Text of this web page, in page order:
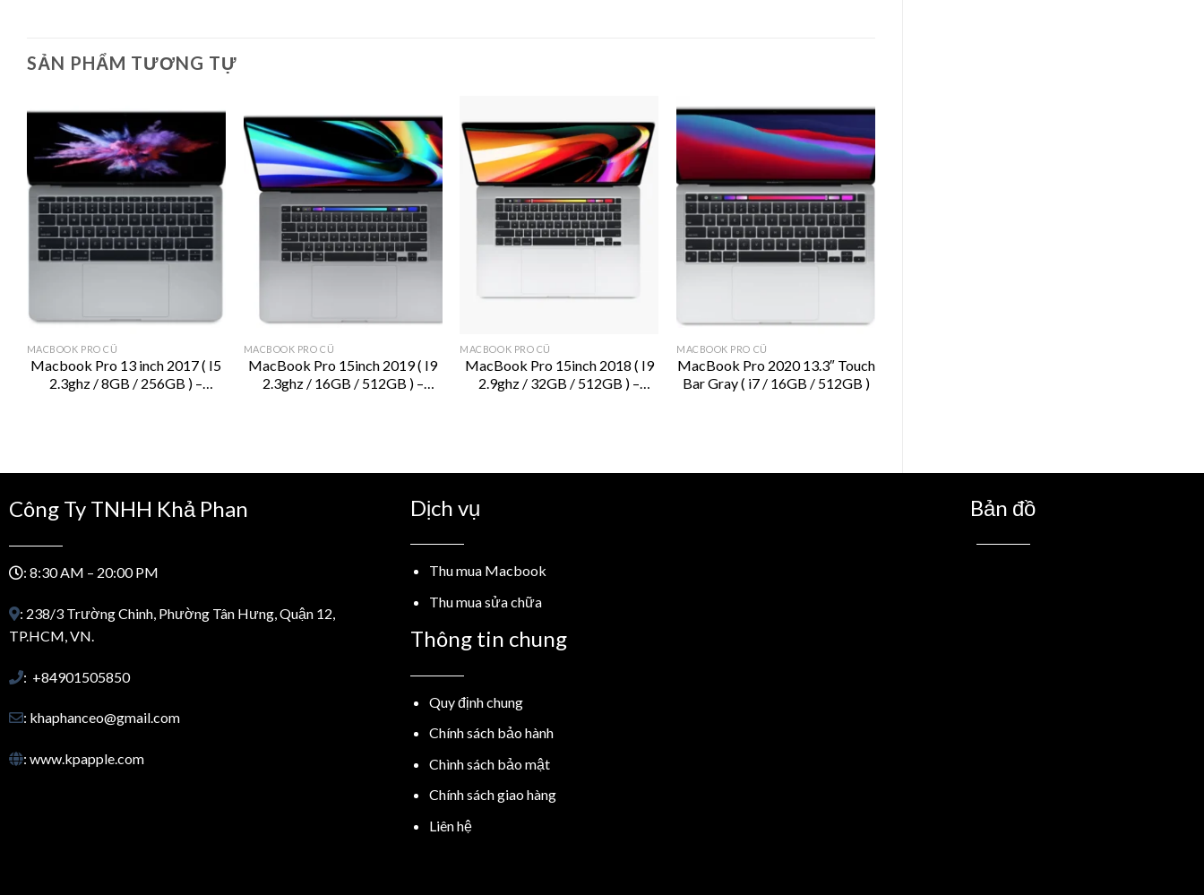
SẢN PHẨM TƯƠNG TỰ
MACBOOK PRO CŨ
Macbook Pro 13 inch 2017 ( I5
2.3ghz / 8GB / 256GB ) –
MACBOOK PRO CŨ
MacBook Pro 15inch 2019 ( I9
2.3ghz / 16GB / 512GB ) –
MACBOOK PRO CŨ
MacBook Pro 15inch 2018 ( I9
2.9ghz / 32GB / 512GB ) –
MACBOOK PRO CŨ
MacBook Pro 2020 13.3″ Touch
Bar Gray ( i7 / 16GB / 512GB )
Công Ty TNHH Khả Phan
: 8:30 AM – 20:00 PM
: 238/3 Trường Chinh, Phường Tân Hưng, Quận 12,
TP.HCM, VN.
: +84901505850
: khaphanceo@gmail.com
: www.kpapple.com
Dịch vụ
Thu mua Macbook
Thu mua sửa chữa
Thông tin chung
Quy định chung
Chính sách bảo hành
Chình sách bảo mật
Chính sách giao hàng
Liên hệ
Bản đồ